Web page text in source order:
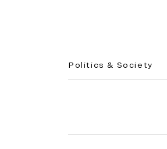
Politics & Society